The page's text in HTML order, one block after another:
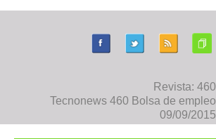
Revista: 460
Tecnonews 460 Bolsa de empleo
09/09/2015